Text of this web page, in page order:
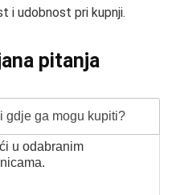
i udobnost pri kupnji.
pitanja
gdje ga mogu kupiti?
u odabranim